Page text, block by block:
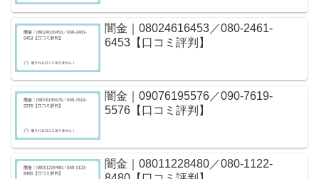
闇金｜08024616453／080-2461-
6453【口コミ評判】
闇金｜09076195576／090-7619-
5576【口コミ評判】
闇金｜08011228480／080-1122-